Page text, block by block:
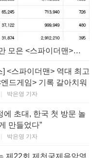
[8월 1주 국내 박스] 5일 만에 338만 모은 <스파이더맨> 극장가 235% 대반등, <호프>는 400만 돌파
] <스파이더맨> 역대 최고
드게임> 기록 갈아치워
| 박은영 기자
에 초대, 한국 첫 방문 놀
만들었다”
| 박은영 기자
제22회 제천국제음악영